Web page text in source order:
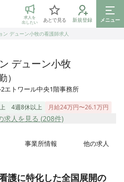
ッチング
求人を
出したい
あとで見る 新規登録
メニュー
ン デューン小牧の看護師求人
デューン小牧
）
エトワール中央1階事務所
4週8休以上 月給24万円〜26.1万円
求人を見る (208件)
事業所情報 他の求人
に特化した全国展開の